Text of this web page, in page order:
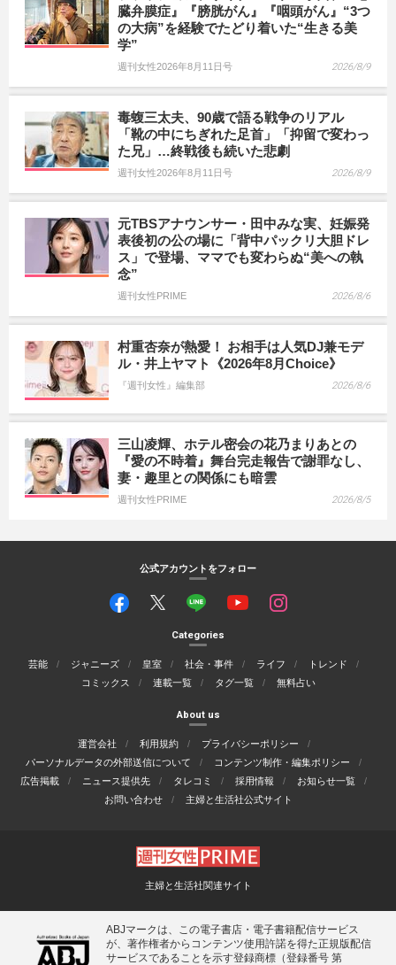
臓弁膜症』『膀胱がん』『咽頭がん』“3つ
の大病”を経験でたどり着いた“生きる美
学”
週刊女性2026年8月11日号 2026/8/9
毒蝮三太夫、90歳で語る戦争のリアル
「靴の中にちぎれた足首」「抑留で変わっ
た兄」…終戦後も続いた悲劇
週刊女性2026年8月11日号 2026/8/9
元TBSアナウンサー・田中みな実、妊娠発
表後初の公の場に「背中パックリ大胆ドレ
ス」で登場、ママでも変わらぬ“美への執
念”
週刊女性PRIME 2026/8/6
村重杏奈が熱愛！ お相手は人気DJ兼モデ
ル・井上ヤマト《2026年8月Choice》
『週刊女性』編集部 2026/8/6
三山凌輝、ホテル密会の花乃まりあとの
『愛の不時着』舞台完走報告で謝罪なし、
妻・趣里との関係にも暗雲
週刊女性PRIME 2026/8/5
公式アカウントをフォロー
Categories
芸能 ジャニーズ 皇室 社会・事件 ライフ
トレンド
コミックス
連載一覧 タグ一覧 無料占い
About us
運営会社 利用規約
プライバシーポリシー
パーソナルデータの外部送信について
コンテンツ制作・編集ポリシー
広告掲載
ニュース提供先 タレコミ 採用情報
お知らせ一覧
お問い合わせ
主婦と生活社公式サイト
主婦と生活社関連サイト
ABJマークは、この電子書店・電子書籍配信サービス
が、著作権者からコンテンツ使用許諾を得た正規版配信
サービスであることを示す登録商標（登録番号 第